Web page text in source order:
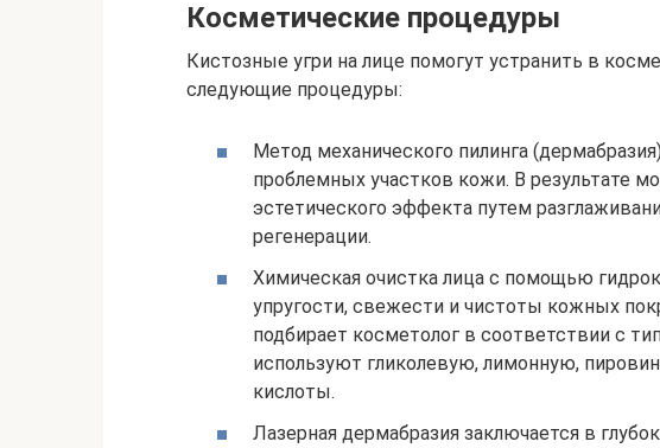
Косметические процедуры
Кистозные угри на лице помогут устранить в
следующие процедуры:
Метод механического пилинга
проблемных участков кожи. В результате
эстетического эффекта путем
регенерации.
Химическая очистка лица с помощью
упругости, свежести и чистоты кожных
подбирает косметолог в соответствии с
используют гликолевую, лимонную,
кислоты.
Лазерная дермабразия заключается в